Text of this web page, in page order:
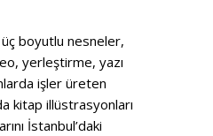
boyutlu nesneler,
yerleştirme, yazı
işler üreten
kitap illüstrasyonları
İstanbul’daki